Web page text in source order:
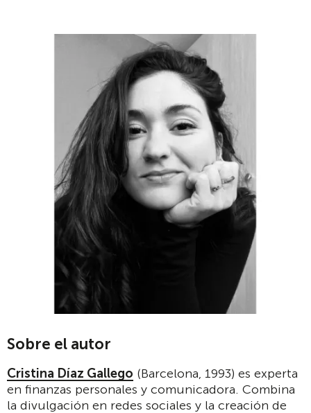
Sobre el autor
Cristina Díaz Gallego (Barcelona, 1993) es experta
en finanzas personales y comunicadora. Combina
la divulgación en redes sociales y la creación de